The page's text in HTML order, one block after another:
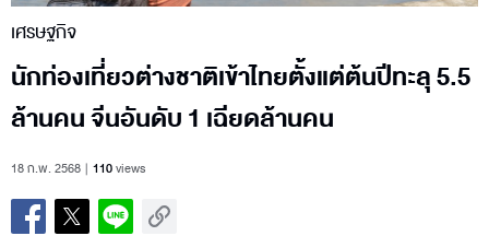
เศรษฐกิจ
นักท่องเที่ยวต่างชาติเข้าไทยตั้งแต่ต้นปีทะลุ 5.5
ล้านคน จีนอันดับ 1 เฉียดล้านคน
18 ก.พ. 2568 110views